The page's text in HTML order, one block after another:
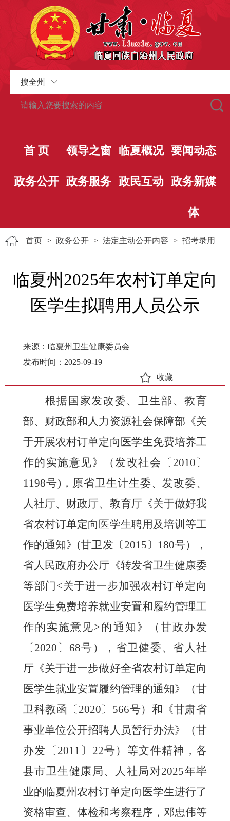
搜全州
首 页 领导之窗 临夏概况 要闻动态
政务公开 政务服务 政民互动 政务新媒
体
首页 > 政务公开 > 法定主动公开内容 > 招考录用
临夏州2025年农村订单定向
医学生拟聘用人员公示
来源：临夏州卫生健康委员会
发布时间：2025-09-19
收藏
根据国家发改委、卫生部、教育
部、财政部和人力资源社会保障部《关
于开展农村订单定向医学生免费培养工
作的实施意见》（发改社会〔 2010〕
1198号)， 原省卫生计生委、发改委、
人社厅、财政厅、教育厅《关于做好我
省农村订单定向医学生聘用及培训等工
作的通知》 (甘卫发〔2015〕180号），
省人民政府办公厅《转发省卫生健康委
等部门<关于进一步加强农村订单定向
医学生免费培养就业安置和履约管理工
作的实施意见>的通知》（甘政办发
〔2020〕68号），省卫健委、省人社
厅《关于进一步做好全省农村订单定向
医学生就业安置履约管理的通知》（甘
卫科教函〔2020〕566号）和《甘肃省
事业单位公开招聘人员暂行办法》（甘
办发〔2011〕22号）等文件精神， 各
县市卫生健康 局、人社局对2025年毕
业的临夏州农村订单定向医学生进行了
资格审查、体检和考察程序， 邓忠伟等